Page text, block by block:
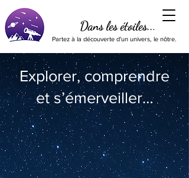
Dans les étoiles...
Partez à la découverte d'un univers, le nôtre.
Explorer, comprendre
et s’émerveiller…